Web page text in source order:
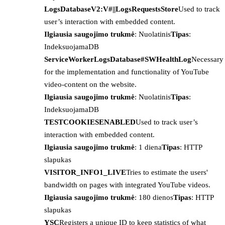
LogsDatabaseV2:V#||LogsRequestsStoreUsed to track
user’s interaction with embedded content.
Ilgiausia saugojimo trukmė: NuolatinisTipas:
IndeksuojamaDB
ServiceWorkerLogsDatabase#SWHealthLogNecessary
for the implementation and functionality of YouTube
video-content on the website.
Ilgiausia saugojimo trukmė: NuolatinisTipas:
IndeksuojamaDB
TESTCOOKIESENABLEDUsed to track user’s
interaction with embedded content.
Ilgiausia saugojimo trukmė: 1 dienaTipas: HTTP
slapukas
VISITOR_INFO1_LIVETries to estimate the users'
bandwidth on pages with integrated YouTube videos.
Ilgiausia saugojimo trukmė: 180 dienosTipas: HTTP
slapukas
YSCRegisters a unique ID to keep statistics of what